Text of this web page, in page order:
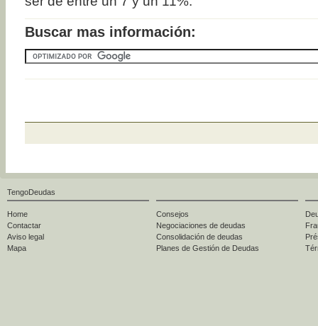
Buscar mas información:
TengoDeudas
Home
Contactar
Aviso legal
Mapa
Consejos
Negociaciones de deudas
Consolidación de deudas
Planes de Gestión de Deudas